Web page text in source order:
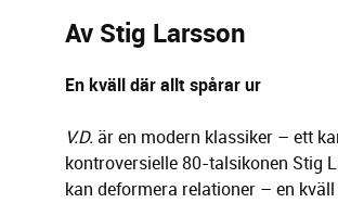
Av Stig Larsson
En kväll där allt spårar ur
V.D. är en modern klassiker – ett
kontroversielle 80-talsikonen Stig
kan deformera relationer – en